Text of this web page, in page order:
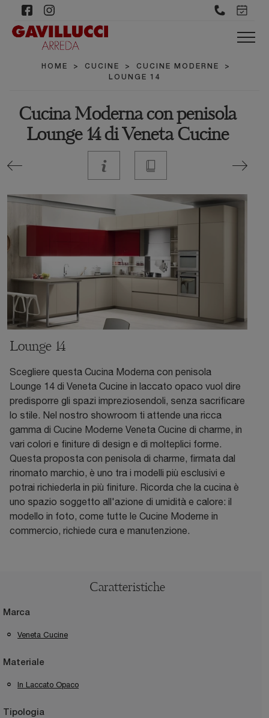
HOME > CUCINE > CUCINE MODERNE
>
LOUNGE 14
Cucina Moderna con penisola
Lounge 14 di Veneta Cucine
Lounge 14
Scegliere questa Cucina Moderna con penisola
Lounge 14 di Veneta Cucine in laccato opaco vuol dire
predisporre gli spazi impreziosendoli, senza sacrificare
lo stile. Nel nostro showroom ti attende una ricca
gamma di Cucine Moderne Veneta Cucine di charme, in
vari colori e finiture di design e di molteplici forme.
Questa proposta con penisola di charme, firmata dal
rinomato marchio, è uno tra i modelli più esclusivi e
potrai richiederla in più finiture. Ricorda che la cucina è
uno spazio soggetto all'azione di umidità e calore: il
modello in foto, come tutte le Cucine Moderne in
commercio, richiede cura e manutenzione.
Caratteristiche
Marca
Veneta Cucine
Materiale
In Laccato Opaco
Tipologia